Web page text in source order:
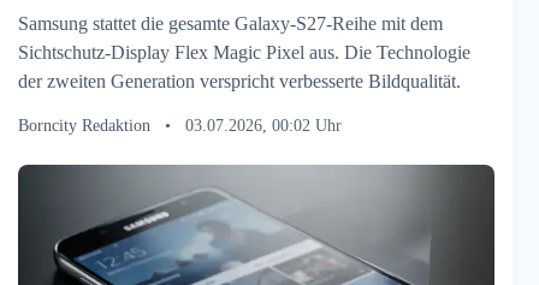
Samsung stattet die gesamte Galaxy-S27-Reihe mit dem
Sichtschutz-Display Flex Magic Pixel aus. Die Technologie
der zweiten Generation verspricht verbesserte Bildqualität.
Borncity Redaktion • 03.07.2026, 00:02 Uhr